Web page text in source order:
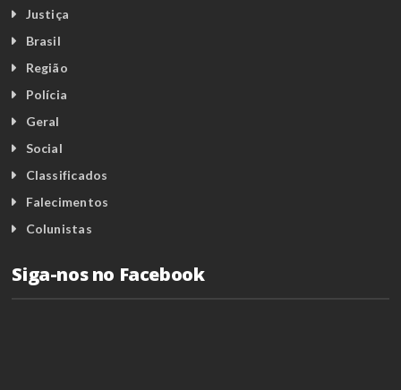
Justiça
Brasil
Região
Polícia
Geral
Social
Classificados
Falecimentos
Colunistas
Siga-nos no Facebook